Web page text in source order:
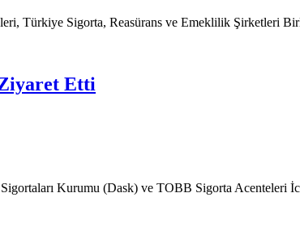
Türkiye Sigorta, Reasürans ve Emeklilik Şirketleri
Etti
Kurumu (Dask) ve TOBB Sigorta Acenteleri